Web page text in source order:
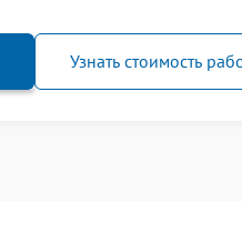
Узнать стоимость